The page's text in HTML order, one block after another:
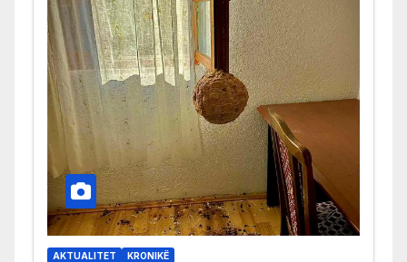
AKTUALITET KRONIKË